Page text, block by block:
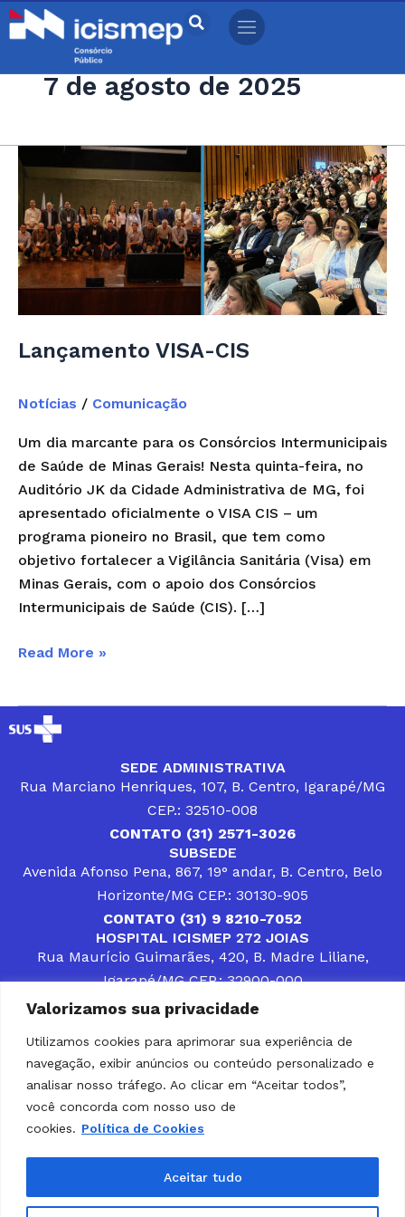
Valorizamos sua privacidade
Utilizamos cookies para aprimorar sua experiência de
navegação, exibir anúncios ou conteúdo personalizado e
analisar nosso tráfego. Ao clicar em “Aceitar todos”,
você concorda com nosso uso de
cookies. Política de Cookies
Aceitar tudo
Ir
para
conteúdo7 de agosto de 2025
Lançamento VISA-CIS
Notícias / Comunicação
Um dia marcante para os Consórcios Intermunicipais
de Saúde de Minas Gerais! Nesta quinta-feira, no
Auditório JK da Cidade Administrativa de MG, foi
apresentado oficialmente o VISA CIS – um
programa pioneiro no Brasil, que tem como
objetivo fortalecer a Vigilância Sanitária (Visa) em
Minas Gerais, com o apoio dos Consórcios
Intermunicipais de Saúde (CIS). […]
Lançamento
VISA-
CIS
Read More »
SEDE ADMINISTRATIVA
Rua Marciano Henriques, 107, B. Centro, Igarapé/MG
CEP.: 32510-008
CONTATO (31) 2571-3026
SUBSEDE
Avenida Afonso Pena, 867, 19° andar, B. Centro, Belo
Horizonte/MG CEP.: 30130-905
CONTATO (31) 9 8210-7052
HOSPITAL ICISMEP 272 JOIAS
Rua Maurício Guimarães, 420, B. Madre Liliane,
Igarapé/MG CEP.: 32900-000
CONTATOS (31) 3512-4400 ou (31) 9 8309-8660
DESENVOLVER SOLUÇÕES, AÇÕES E SERVIÇOS
PÚBLICOS QUE COMPLEMENTEM A ASSISTÊNCIA À
POPULAÇÃO DA REGIÃO EM QUE ATUA, SENDO
PARCEIRO DOS MUNICÍPIOS CONSORCIADOS NA
SOLUÇÃO DE DIFICULDADES ENFRENTADAS POR
GESTORES MUNICIPAIS, É O COMPROMISSO DO
ICISMEP.
Home Institucional Municípios
Portal da Integridade
LGPD